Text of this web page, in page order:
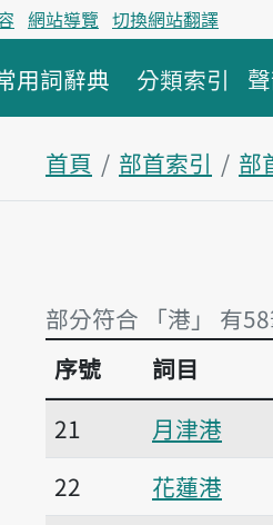
網站導覽 切換網站翻譯
用詞辭典 分類索引
首頁 部首索引 部
部分符合 「港」 有
部分符合 「港」 有58
序號 詞目
21
月津港
22
花蓮港